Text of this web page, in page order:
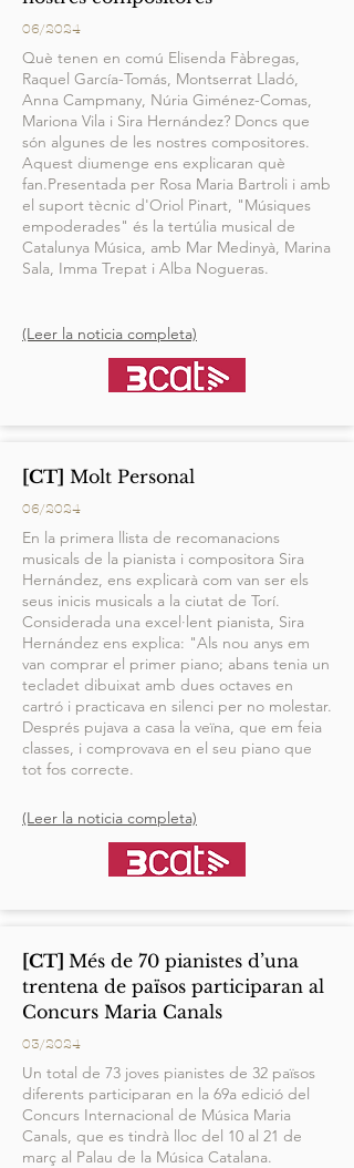
06/2024
Què tenen en comú Elisenda Fàbregas,
Raquel García-Tomás, Montserrat Lladó,
Anna Campmany, Núria Giménez-Comas,
Mariona Vila i Sira Hernández? Doncs que
són algunes de les nostres compositores.
Aquest diumenge ens explicaran què
fan.Presentada per Rosa Maria Bartroli i amb
el suport tècnic d'Oriol Pinart, "Músiques
empoderades" és la tertúlia musical de
Catalunya Música, amb Mar Medinyà, Marina
Sala, Imma Trepat i Alba Nogueras.
(Leer la noticia completa)
[CT] Molt Personal
06/2024
En la primera llista de recomanacions
musicals de la pianista i compositora Sira
Hernández, ens explicarà com van ser els
seus inicis musicals a la ciutat de Torí.
Considerada una excel·lent pianista, Sira
Hernández ens explica: "Als nou anys em
van comprar el primer piano; abans tenia un
tecladet dibuixat amb dues octaves en
cartró i practicava en silenci per no molestar.
Després pujava a casa la veïna, que em feia
classes, i comprovava en el seu piano que
tot fos correcte.
(Leer la noticia completa)
[CT] Més de 70 pianistes d’una
trentena de països participaran al
Concurs Maria Canals
03/2024
Un total de 73 joves pianistes de 32 països
diferents participaran en la 69a edició del
Concurs Internacional de Música Maria
Canals, que es tindrà lloc del 10 al 21 de
març al Palau de la Música Catalana.